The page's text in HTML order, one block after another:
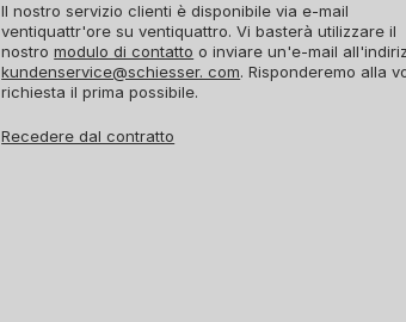
Il nostro servizio clienti è disponibile via e-mail
ventiquattr'ore su ventiquattro. Vi basterà utilizzare il
nostromodulo di contatto o inviare un'e-mail
kundenservice@schiesser. com. Risponderemo alla
richiesta il prima possibile.
Recedere dal contratto